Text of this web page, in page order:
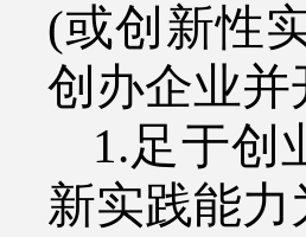
(或创新性
创办企业
1.足于创
新实践能